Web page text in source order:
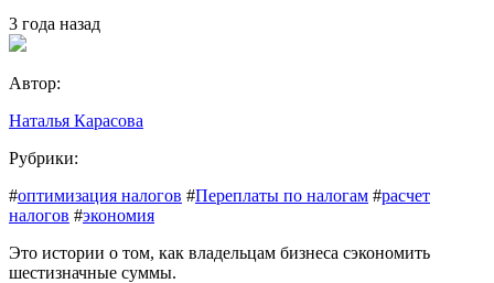
3 года назад
Автор:
Наталья Карасова
Рубрики:
#оптимизация налогов #Переплаты по налогам #расчет
налогов #экономия
Это истории о том, как владельцам бизнеса сэкономить
шестизначные суммы.